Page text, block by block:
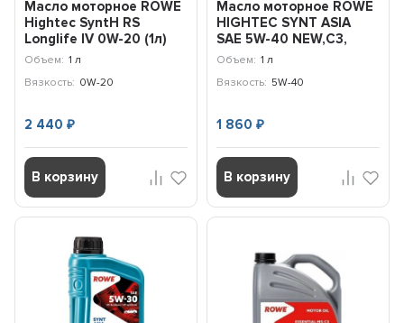
Масло моторное ROWE
Hightec SyntH RS
Longlife IV 0W-20 (1л)
20036-0010-99
Объем: 1 л
Вязкость: 0W-20
2 440₽
В корзину
Масло моторное ROWE
HIGHTEC SYNT ASIA
SAE 5W-40 NEW,C3,
SN/CF, 1л
Объем: 1 л
Вязкость: 5W-40
1 860 ₽
В корзину